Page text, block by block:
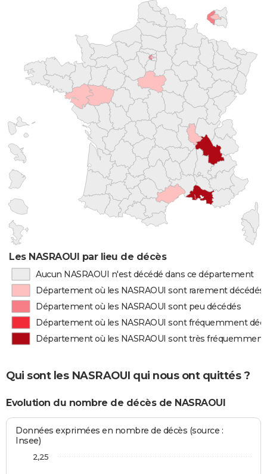
Les NASRAOUI par lieu de décès
Aucun NASRAOUI n'est décédé dans ce département
Département où les NASRAOUI sont rarement décédés
Département où les NASRAOUI sont peu décédés
Département où les NASRAOUI sont fréquemment
Département où les NASRAOUI sont très fréquemment
Qui sont les NASRAOUI qui nous ont quittés ?
Evolution du nombre de décès de NASRAOUI
Données exprimées en nombre de décès (source :
Insee)
2,25